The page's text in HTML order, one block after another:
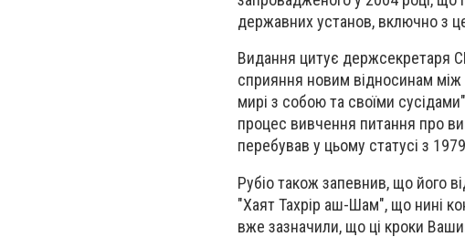
державних установ, включно з
Видання цитує держсекретаря
сприяння новим відносинам
мирі з собою та своїми
процес вивчення питання про
перебував у цьому статусі з
Рубіо також запевнив, що його
"Хаят Тахрір аш-Шам", що нині
вже зазначили, що ці кроки